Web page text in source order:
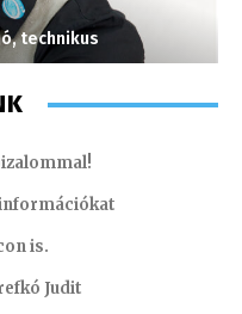
technikus
is.
Judit